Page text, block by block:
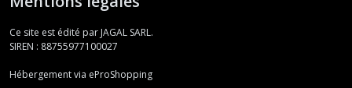
Ce site est édité par JAGAL SARL.
SIREN : 88755977100027
Hébergement via eProShopping